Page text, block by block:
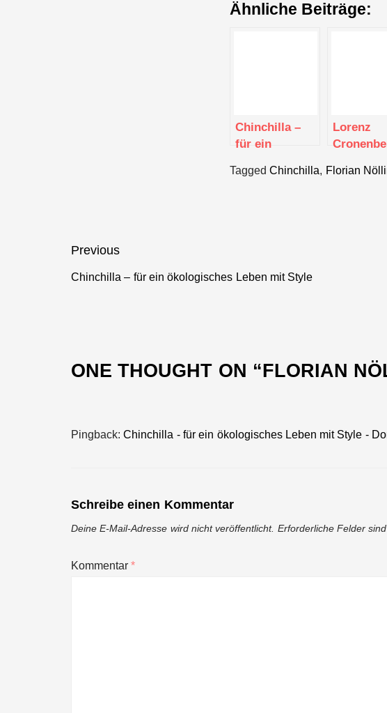
Ähnliche Beiträge:
Chinchilla –
für ein
Leben mit
Lorenz
TaggedChinchilla, Florian
Beitragsnavigation
Previous
Previous
Chinchilla – für ein ökologisches Leben mit Style
ONE THOUGHT ON “FLORIAN
Pingback:Chinchilla - für ein ökologisches Leben mit Style -
Schreibe einen Kommentar
Deine E-Mail-Adresse wird nicht veröffentlicht. Erforderliche Felder
Kommentar*